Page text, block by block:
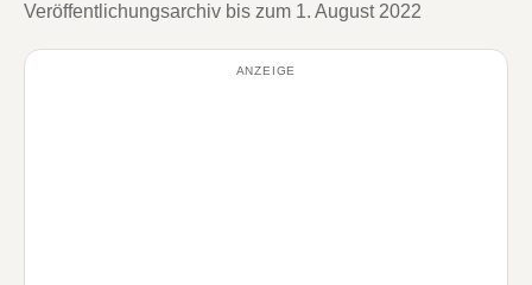
Veröffentlichungsarchiv bis zum 1. August 2022
ANZEIGE